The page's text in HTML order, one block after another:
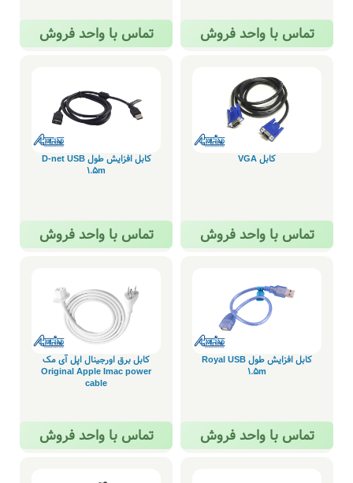
تماس با واحد فروش تماس با واحد فروش
کابل VGA
تماس با واحد فروش
کابل افزایش طول D-net USB
1.5m
تماس با واحد فروش
کابل افزایش طول Royal USB
1.5m
تماس با واحد فروش
کابل برق اورجینال اپل آی مک
Original Apple Imac power
cable
تماس با واحد فروش